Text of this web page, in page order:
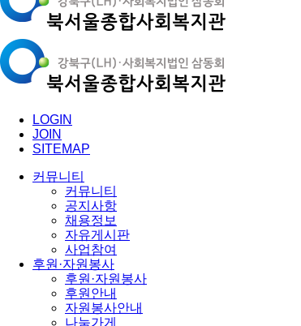
LOGIN
JOIN
SITEMAP
커뮤니티
커뮤니티
공지사항
채용정보
자유게시판
사업참여
후원·자원봉사
후원·자원봉사
후원안내
자원봉사안내
나눔가게